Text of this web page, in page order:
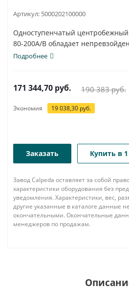
Артикул: 5000202100000
Одноступенчатый
80-200A/B обладает
универсальностью...
Подробнее
171 344,70 руб. 190 383руб.
Экономия 19 038,30 руб.
Заказать Купить в
Завод Calpeda оставляет за собой
характеристики оборудования без
уведомления. Характеристики, вес,
другие указанные в каталоге данные
окончательными. Окончательные
менеджеров по продажам.